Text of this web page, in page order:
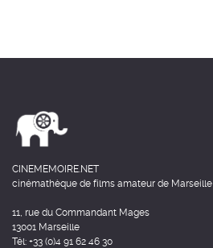
CINEMEMOIRE.NET
cinémathèque de films amateur de Marseille
11, rue du Commandant Mages
13001 Marseille
Tél: +33 (0)4 91 62 46 30